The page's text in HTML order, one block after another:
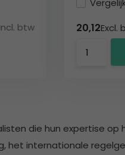
Incl. btw 20,12Excl.
die hun expertise
het internationale